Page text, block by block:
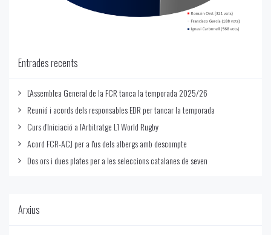
Entrades recents
L'Assemblea General de la FCR tanca la temporada 2025/26
Reunió i acords dels responsables EDR per tancar la temporada
Curs d'Iniciació a l'Arbitratge L1 World Rugby
Acord FCR-ACJ per a l'us dels albergs amb descompte
Dos ors i dues plates per a les seleccions catalanes de seven
Arxius